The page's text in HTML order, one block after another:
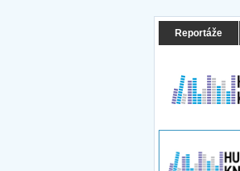
Reportáže